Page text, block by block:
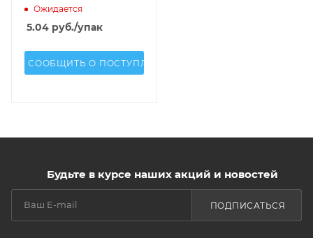
целлюлоза белый
Ожидается
5.04 руб./упак
СООБЩИТЬ О ПОСТУПЛЕНИИ
Будьте в курсе наших акций и новостей
ПОДПИСАТЬСЯ